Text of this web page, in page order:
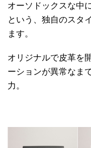
オーソドックスな中
という、独自のスタ
ます。
オリジナルで皮革を
ーションが異常なま
力。